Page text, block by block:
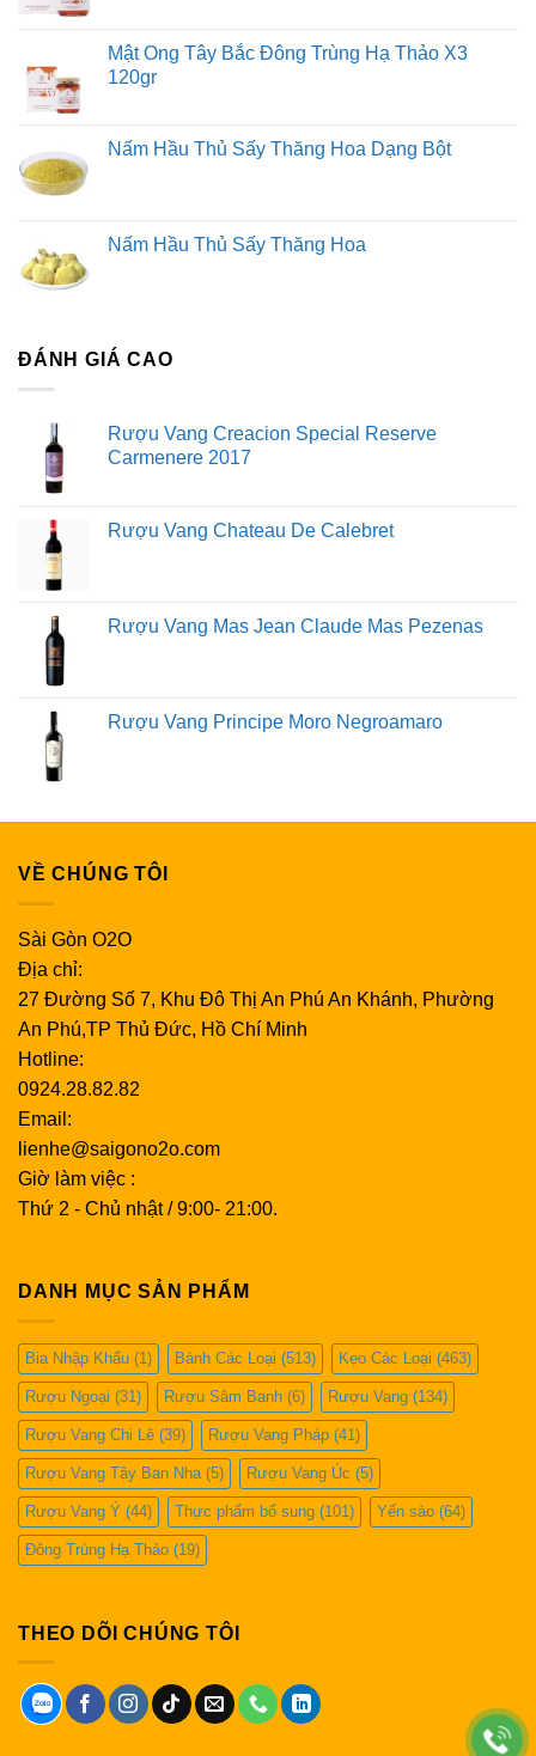
Mật Ong Tây Bắc Đông Trùng Hạ Thảo X3
120gr
Nấm Hầu Thủ Sấy Thăng Hoa Dạng Bột
Nấm Hầu Thủ Sấy Thăng Hoa
ĐÁNH GIÁ CAO
Rượu Vang Creacion Special Reserve
Carmenere 2017
Rượu Vang Chateau De Calebret
Rượu Vang Mas Jean Claude Mas Pezenas
Rượu Vang Principe Moro Negroamaro
VỀ CHÚNG TÔI
Sài Gòn O2O
Địa chỉ:
27 Đường Số 7, Khu Đô Thị An Phú An Khánh, Phường
An Phú,TP Thủ Đức, Hồ Chí Minh
Hotline:
0924.28.82.82
Email:
lienhe@saigono2o.com
Giờ làm việc :
Thứ 2 - Chủ nhật / 9:00- 21:00.
DANH MỤC SẢN PHẨM
Bia Nhập Khẩu (1) Bánh Các Loại (513) Kẹo Các Loại (463)
Rượu Ngoại (31) Rượu Sâm Banh (6) Rượu Vang (134)
Rượu Vang Chi Lê (39) Rượu Vang Pháp (41)
Rượu Vang Tây Ban Nha (5) Rượu Vang Úc (5)
Rượu Vang Ý (44) Thực phẩm bổ sung (101) Yến sào (64)
Đông Trùng Hạ Thảo (19)
THEO DÕI CHÚNG TÔI